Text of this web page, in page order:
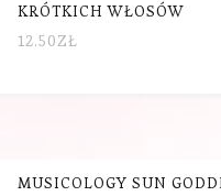
KRÓTKICH WŁOSÓW
12.50ZŁ
MUSICOLOGY SUN